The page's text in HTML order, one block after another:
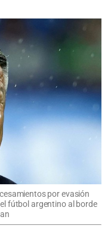
por evasión
fútbol argentino al borde